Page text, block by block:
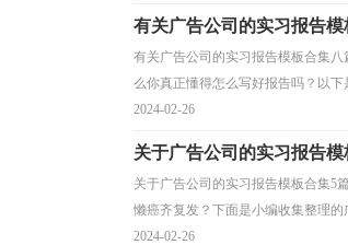
有关广告公司的实习报告
有关广告公司的实习报告模板合集
么你真正懂得怎么写好报告吗？以下
2024-02-26
关于广告公司的实习报告模
关于广告公司的实习报告模板合集5
懒癌齐复发？下面是小编收集整理的
2024-02-26